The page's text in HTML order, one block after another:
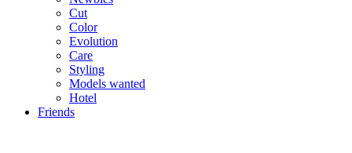
Cut
Color
Evolution
Care
Styling
Models wanted
Hotel
Friends